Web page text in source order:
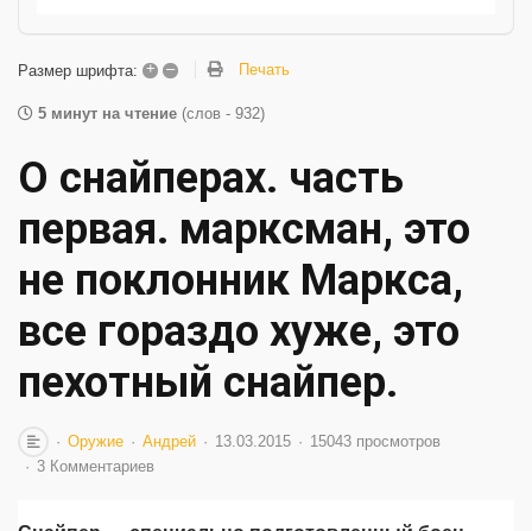
Размер шрифта: + – Печать
5 минут на чтение (слов - 932)
О снайперах. часть
первая. марксман, это
не поклонник Маркса,
все гораздо хуже, это
пехотный снайпер.
Оружие Андрей 13.03.2015
15043 просмотров
3 Комментариев